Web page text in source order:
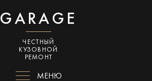
GARAGE
ЧЕСТНЫЙ
КУЗОВНОЙ
РЕМОНТ
МЕНЮ